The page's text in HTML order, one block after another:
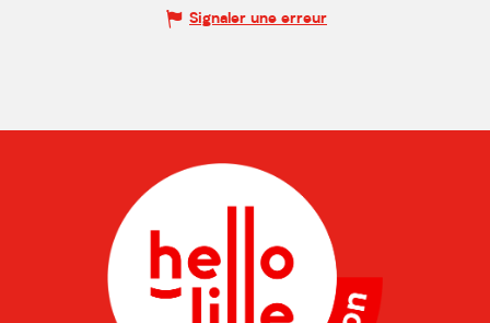
Signaler une erreur